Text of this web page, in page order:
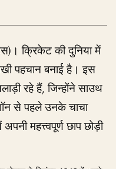
क्रिकेट की दुनिया में
पहचान बनाई है। इस
रहे हैं, जिन्होंने साउथ
से पहले उनके चाचा
महत्त्वपूर्ण छाप छोड़ी